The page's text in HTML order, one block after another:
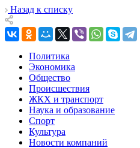
Назад к списку
Политика
Экономика
Общество
Происшествия
ЖКХ и транспорт
Наука и образование
Спорт
Культура
Новости компаний